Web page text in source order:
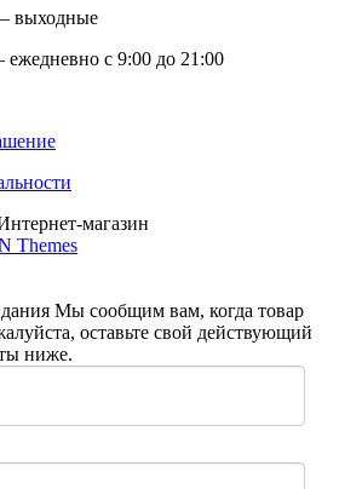
выходные
с 9:00 до 21:00
магазин
Themes
Мы сообщим вам, когда товар
оставьте свой действующий
ниже.